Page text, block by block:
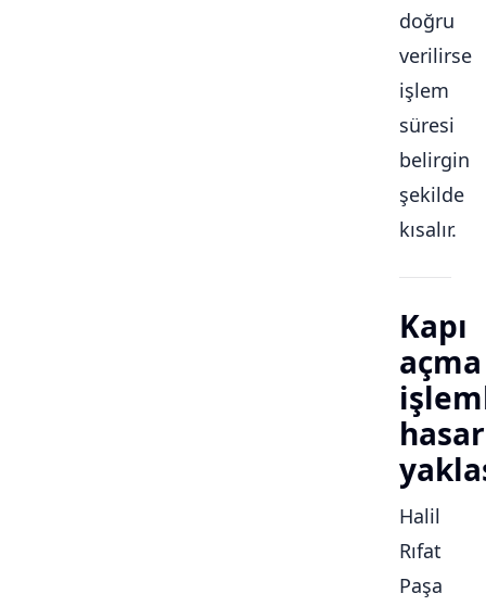
doğru
verilirse
işlem
süresi
belirgin
şekilde
kısalır.
Kapı
açma
Halil
Rıfat
Paşa